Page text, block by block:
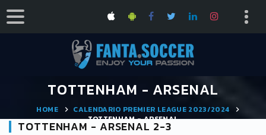
TOTTENHAM - ARSENAL
HOME
CALENDARIO PREMIER LEAGUE 2023/2024
TOTTENHAM - ARSENAL
TOTTENHAM - ARSENAL 2-3